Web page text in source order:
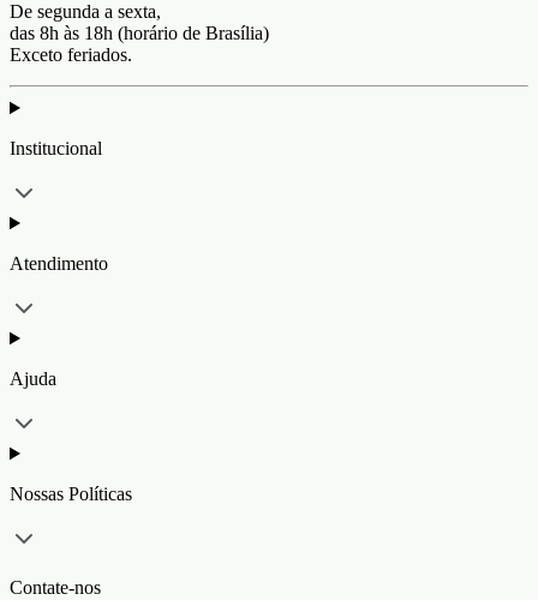
De segunda a sexta,
das 8h às 18h (horário de Brasília)
Exceto feriados.
Institucional
Atendimento
Ajuda
Nossas Políticas
Contate-nos